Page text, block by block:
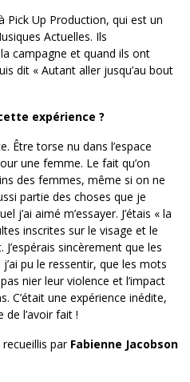
Pick Up Production, qui est un
Actuelles. Ils
campagne et quand ils ont
dit « Autant aller jusqu’au bout
expérience ?
Être torse nu dans l’espace
une femme. Le fait qu’on
des femmes, même si on ne
partie des choses que je
j’ai aimé m’essayer. J’étais « la
inscrites sur le visage et le
sincèrement que les
pu le ressentir, que les mots
nier leur violence et l’impact
C’était une expérience inédite,
l’avoir fait !
par Fabienne Jacobson